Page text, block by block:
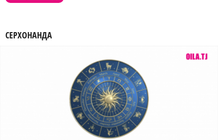
СЕРХОНАНДА